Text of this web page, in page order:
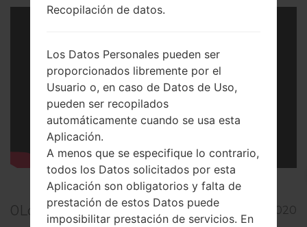
0Los comentarios 3129 05.05.2020
Recopilación de datos.
Los Datos Personales pueden ser
proporcionados libremente por el
Usuario o, en caso de Datos de Uso,
pueden ser recopilados
automáticamente cuando se usa esta
Aplicación.
A menos que se especifique lo contrario,
todos los Datos solicitados por esta
Aplicación son obligatorios y falta de
prestación de estos Datos puede
imposibilitar prestación de servicios. En